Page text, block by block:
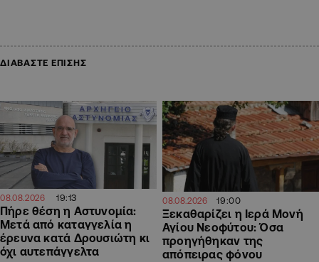
ΔΙΑΒΑΣΤΕ ΕΠΙΣΗΣ
08.08.2026 19:13
Πήρε θέση η Αστυνομία:
Μετά από καταγγελία η
έρευνα κατά Δρουσιώτη κι
όχι αυτεπάγγελτα
08.08.2026 19:00
Ξεκαθαρίζει η Ιερά Μονή
Αγίου Νεοφύτου: Όσα
προηγήθηκαν της
απόπειρας φόνου